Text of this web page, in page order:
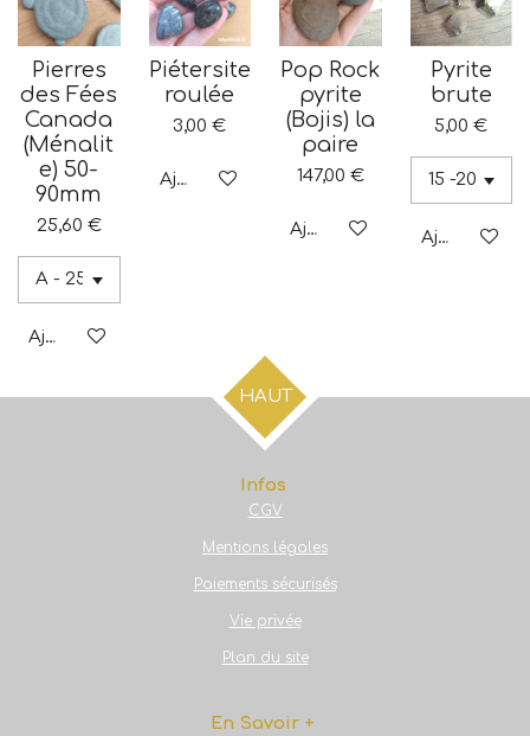
Pierres
des Fées
Canada
(Ménalit
e) 50-
90mm
25,60 €
Ajouter au panier
Piétersite
roulée
3,00 €
Ajouter au panier
Pop Rock
pyrite
(Bojis) la
paire
147,00 €
Ajouter au panier
Pyrite
brute
5,00 €
Ajouter au
HAUT
Infos
CGV
Mentions légales
Paiements sécurisés
Vie privée
Plan du site
En Savoir +